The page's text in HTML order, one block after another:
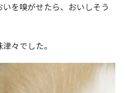
を嗅がせたら、おいしそう
々でした。